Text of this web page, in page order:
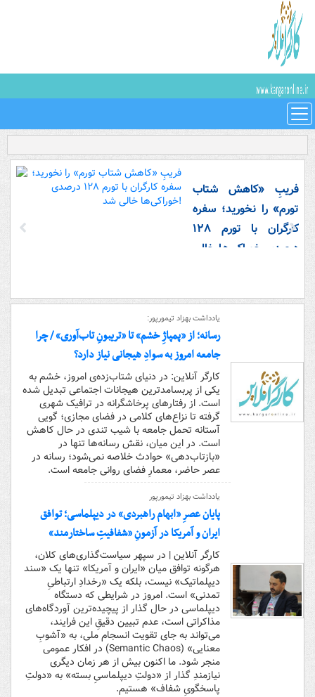
فریبِ «کاهش شتاب
تورم» را نخورید؛ سفره
کارگران با تورم ۱۲۸
درصدی خوراکی‌ها خالی
یادداشت بهزاد تیمورپور:
رسانه؛ از «پمپاژِ خشم» تا «تریبونِ تاب‌آوری» / چرا
جامعه امروز به سوادِ هیجانی نیاز دارد؟
کارگر آنلاین: در دنیای شتاب‌زده‌ی امروز، خشم به
یکی از پربسامدترین هیجانات اجتماعی تبدیل شده
است. از رفتارهای پرخاشگرانه در ترافیک شهری
گرفته تا نزاع‌های کلامی در فضای مجازی؛ گویی
آستانه تحمل جامعه با شیب تندی در حال کاهش
است. در این میان، نقش رسانه‌ها تنها در
«بازتاب‌دهی» حوادث خلاصه نمی‌شود؛ رسانه در
عصر حاضر، معمارِ فضای روانی جامعه است.
یادداشت بهزاد تیمورپور
پایان عصرِ «ابهام راهبردی» در دیپلماسی؛ توافق
ایران و آمریکا در آزمونِ «شفافیتِ ساختارمند»
کارگر آنلاین | در سپهر سیاست‌گذاری‌های کلان،
هرگونه توافق میان «ایران و آمریکا» تنها یک «سند
دیپلماتیک» نیست، بلکه یک «رخدادِ ارتباطیِ
تمدنی» است. امروز در شرایطی که دستگاه
دیپلماسی در حال گذار از پیچیده‌ترین آوردگاه‌های
مذاکراتی است، عدم تبیین دقیقِ این فرایند،
می‌تواند به جای تقویت انسجام ملی، به «آشوبِ
معنایی» (Semantic Chaos) در افکار عمومی
منجر شود. ما اکنون بیش از هر زمان دیگری
نیازمندِ گذار از «دولتِ دیپلماسیِ بسته‌» به «دولتِ
پاسخگویِ شفاف» هستیم.